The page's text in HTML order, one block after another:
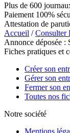
Plus de 600
Paiement 100%
Attestation de
Accueil /Consulter
Annonce déposée
Fiches pratiques et
Créer son
Gérer son
Fermer son
Toutes nos
Notre société
Mentions